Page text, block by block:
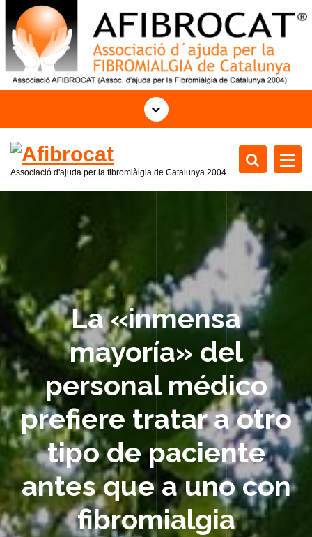
o
n
Associació d'ajuda per la fibromiàlgia de Catalunya 2004
La «inmensa
mayoría» del
personal médico
prefiere tratar a otro
tipo de paciente
antes que a uno con
fibromialgia